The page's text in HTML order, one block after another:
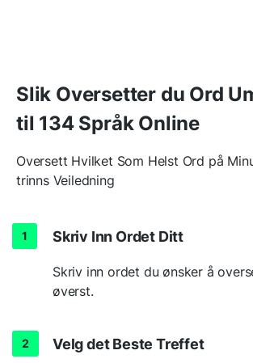
Slik Oversetter du Ord
til 134 Språk Online
Oversett Hvilket Som Helst Ord på
trinns Veiledning
Skriv Inn Ordet Ditt
Skriv inn ordet du ønsker å
øverst.
Velg det Beste Treffet